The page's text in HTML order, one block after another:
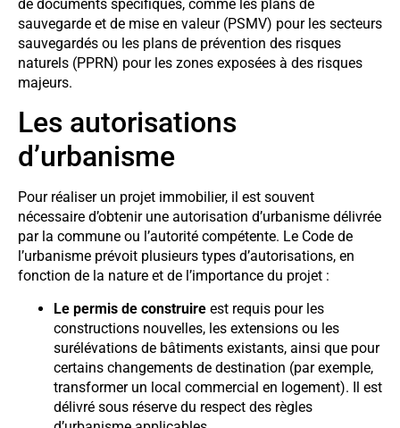
de documents spécifiques, comme les plans de
sauvegarde et de mise en valeur (PSMV) pour les secteurs
sauvegardés ou les plans de prévention des risques
naturels (PPRN) pour les zones exposées à des risques
majeurs.
Les autorisations
d’urbanisme
Pour réaliser un projet immobilier, il est souvent
nécessaire d’obtenir une autorisation d’urbanisme délivrée
par la commune ou l’autorité compétente. Le Code de
l’urbanisme prévoit plusieurs types d’autorisations, en
fonction de la nature et de l’importance du projet :
Le permis de construire est requis pour les
constructions nouvelles, les extensions ou les
surélévations de bâtiments existants, ainsi que pour
certains changements de destination (par exemple,
transformer un local commercial en logement). Il est
délivré sous réserve du respect des règles